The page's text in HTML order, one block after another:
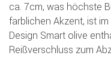
ca. 7cm, was höchste
farblichen Akzent, ist
Design Smart olive
Reißverschluss zum